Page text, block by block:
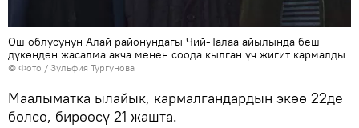
Ош облусунун Алай районундагы Чий-Талаа айылында беш
дүкөндөн жасалма акча менен соода кылган үч жигит кармалды
© Фото / Зульфия Тургунова
Маалыматка ылайык, кармалгандардын экөө 22де
болсо, бирөөсү 21 жашта.